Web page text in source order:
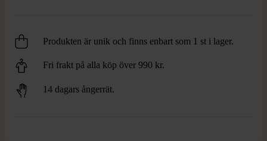
Produkten är unik och finns enbart som 1 st i lager.
Fri frakt på alla köp över 990 kr.
14 dagars ångerrät.